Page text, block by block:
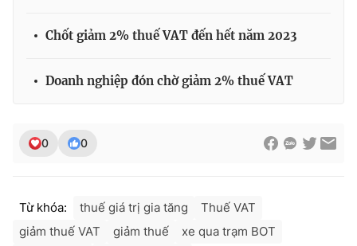
Chốt giảm 2% thuế VAT đến hết năm 2023
Doanh nghiệp đón chờ giảm 2% thuế VAT
0 0
Từ khóa: thuế giá trị gia tăng
Thuế VAT
giảm thuế VAT
giảm thuế
xe qua trạm BOT